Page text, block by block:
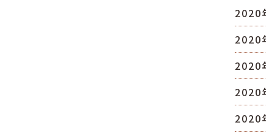
2020
2020
2020
2020
2020